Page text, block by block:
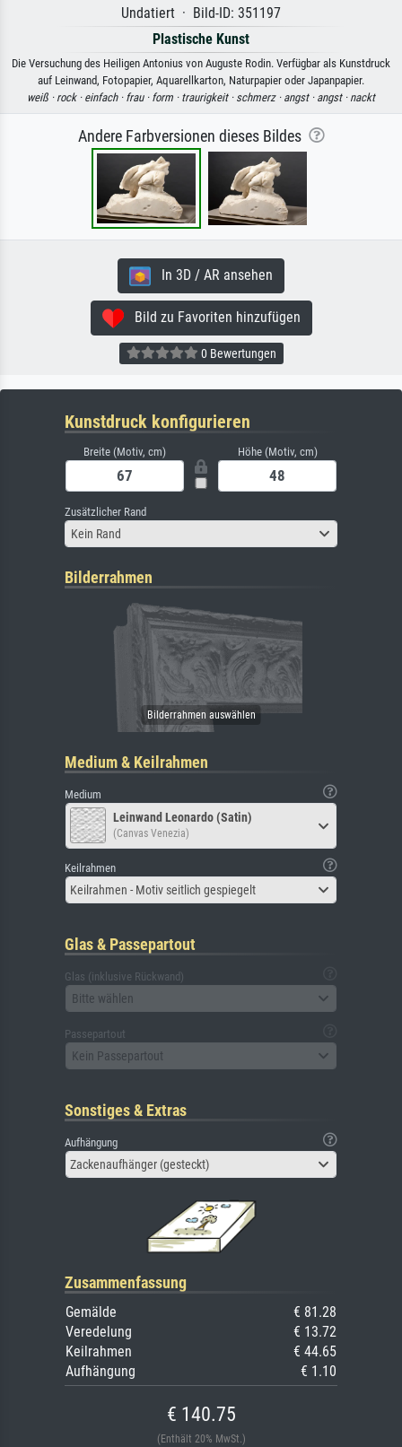
Undatiert · Bild-ID: 351197
Plastische Kunst
Die Versuchung des Heiligen Antonius von Auguste Rodin. Verfügbar als Kunstdruck
auf Leinwand, Fotopapier, Aquarellkarton, Naturpapier oder Japanpapier.
weiß · rock · einfach · frau · form · traurigkeit · schmerz · angst · angst · nackt
Andere Farbversionen dieses Bildes
In 3D / AR ansehen
Bild zu Favoriten hinzufügen
0 Bewertungen
Kunstdruck konfigurieren
Breite (Motiv, cm) Höhe (Motiv, cm)
Zusätzlicher Rand
Kein Rand
Bilderrahmen
Medium & Keilrahmen
Medium
Leinwand Leonardo (Satin)
(Canvas Venezia)
Keilrahmen
Keilrahmen - Motiv seitlich gespiegelt
Glas & Passepartout
Glas (inklusive Rückwand)
Bitte wählen
Passepartout
Kein Passepartout
Sonstiges & Extras
Aufhängung
Zackenaufhänger (gesteckt)
Zusammenfassung
Gemälde
€ 81.28
Veredelung
€ 13.72
Keilrahmen
€ 44.65
Aufhängung
€ 1.10
€ 140.75
(Enthält 20% MwSt.)